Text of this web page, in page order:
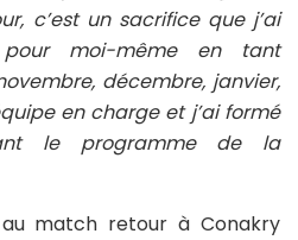
c’est un sacrifice que j’ai
moi-même en tant
décembre, janvier,
en charge et j’ai formé
le programme de la
au match retour à Conakry